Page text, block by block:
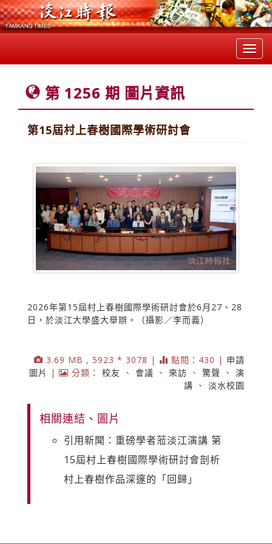
第 1256 期 圖片資訊
第15屆村上春樹國際學術研討會
2026年第15屆村上春樹國際學術研討會於6月27、28
日，於淡江大學盛大舉辦。（攝影／李而義）
3.69 MB , 5923 * 3078 | 點閱：430 | 申請
圖片
| 分類： 校友 、 會議 、 來訪 、 驚聲 、 演
講 、 淡水校園
相關連結、圖片
引用新聞：重磅學者蒞淡江演講 第
15屆村上春樹國際學術研討會剖析
村上春樹作品深邃的「回歸」